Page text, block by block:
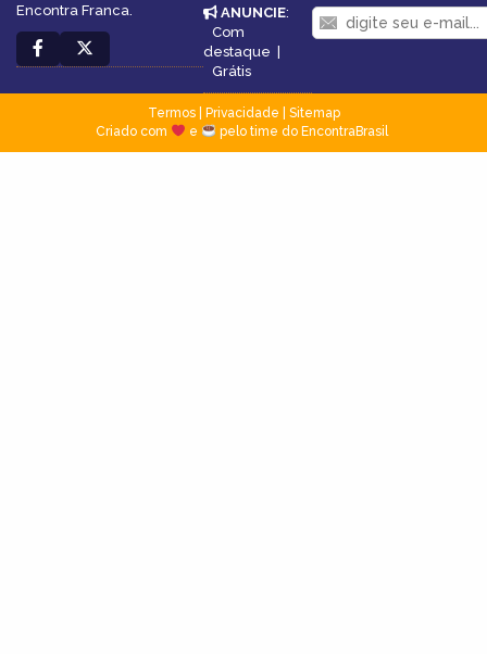
Encontra Franca.
ANUNCIE:
Com
destaque |
Grátis
Termos| Privacidade
Sitemap
Criado com
e pelo time do EncontraBrasil